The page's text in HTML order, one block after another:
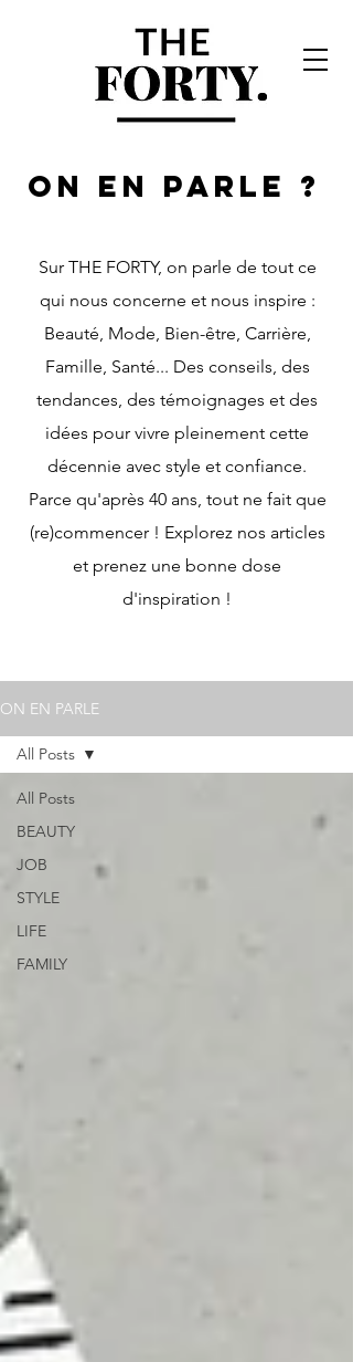
ON EN PARLE ?
Sur THE FORTY, on parle de tout ce
qui nous concerne et nous inspire :
Beauté, Mode, Bien-être, Carrière,
Famille, Santé... Des conseils, des
tendances, des témoignages et des
idées pour vivre pleinement cette
décennie avec style et confiance.
Parce qu'après 40 ans, tout ne fait que
(re)commencer ! Explorez nos articles
et prenez une bonne dose
d'inspiration !
ON EN PARLE
All Posts
BEAUTY
JOB
STYLE
LIFE
FAMILY
All Posts